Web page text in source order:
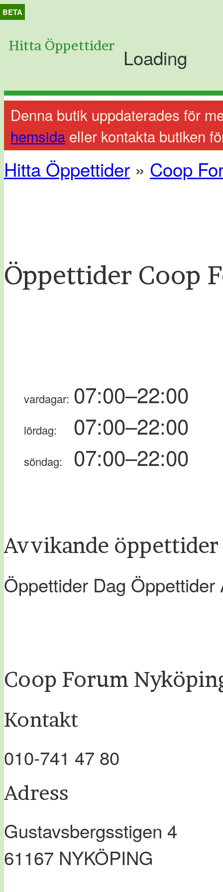
BETA
Hitta Öppettider Loading
Denna butik uppdaterades för
hemsida eller kontakta butiken
Hitta Öppettider » Coop
Öppettider Coop
vardagar: 07:00–22:00
lördag: 07:00–22:00
söndag: 07:00–22:00
Avvikande öppettider
Öppettider Dag
Coop Forum
Kontakt
010-741 47 80
Adress
Gustavsbergsstigen 4
61167 NYKÖPING